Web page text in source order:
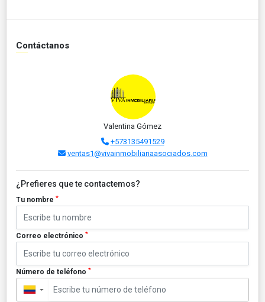
Contáctanos
Valentina Gómez
+573135491529
ventas1@vivainmobiliariaasociados.com
¿Prefieres que te contactemos?
Tu nombre *
Correo electrónico *
Número de teléfono *
▼